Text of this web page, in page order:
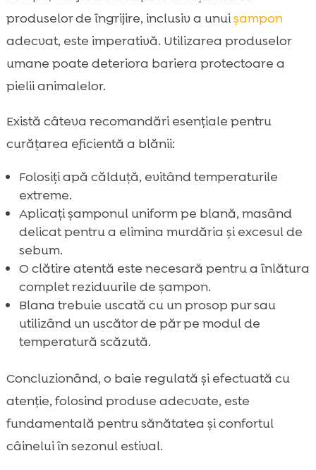
produselor de îngrijire, inclusiv a unuișampon
adecvat, este imperativă. Utilizarea produselor
umane poate deteriora bariera protectoare a
pielii animalelor.
Există câteva recomandări esențiale pentru
curățarea eficientă a blănii:
Folosiți apă călduță, evitând temperaturile
extreme.
Aplicați șamponul uniform pe blană, masând
delicat pentru a elimina murdăria și excesul de
sebum.
O clătire atentă este necesară pentru a înlătura
complet reziduurile de șampon.
Blana trebuie uscată cu un prosop pur sau
utilizând un uscător de păr pe modul de
temperatură scăzută.
Concluzionând, o baie regulată și efectuată cu
atenție, folosind produse adecvate, este
fundamentală pentru sănătatea și confortul
câinelui în sezonul estival.